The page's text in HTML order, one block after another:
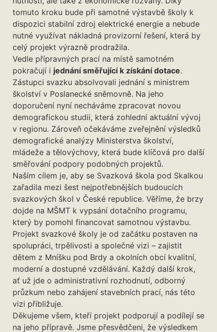
tomuto kroku bude při samotné výstavbě školy k
dispozici stabilní zdroj elektrické energie a nebude
nutné využívat nákladná provizorní řešení, která by
celý projekt výrazně prodražila.
Vedle přípravných prací na místě samotném
pokračují i jednání směřující k získání dotace.
Zástupci svazku absolvovali jednání s ministrem
školství v Poslanecké sněmovně. Na jeho
doporučení nyní necháváme zpracovat novou
demografickou studii, která zohlední aktuální vývoj
v regionu. Zároveň očekáváme zveřejnění výsledků
demografické analýzy Ministerstva školství,
mládeže a tělovýchovy, která bude klíčová pro další
směřování podpory podobných projektů.
Naším cílem je, aby se Svazková škola pod Skalkou
zařadila mezi šest nejpotřebnějších budoucích
svazkových škol v České republice. Věříme, že brzy
dojde na MŠMT k vypsání dotačního programu,
který by pomohl financovat samotnou výstavbu.
Projekt svazkové školy je od začátku postaven na
spolupráci, trpělivosti a společné vizi – zajistit
dětem z Mníšku pod Brdy a okolních obcí kvalitní,
moderní a dostupné vzdělávání. Každý další krok,
ať už jde o administrativní rozhodnutí, odborný
průzkum nebo zahájení stavebních prací, nás této
vizi přibližuje.
Děkujeme všem, kteří projekt podporují a podílejí se
na jeho přípravě. Jsme přesvědčeni, že výsledkem